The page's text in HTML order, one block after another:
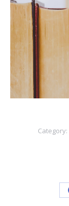
Category: